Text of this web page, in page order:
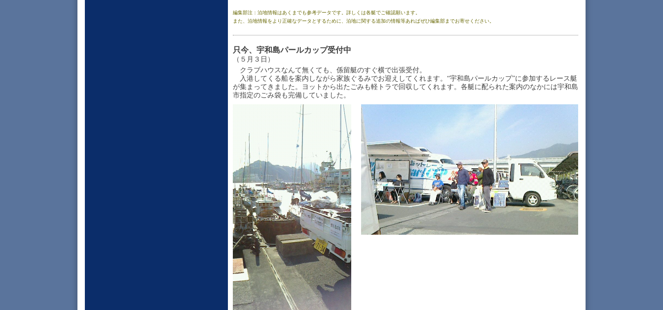
編集部注：泊地情報はあくまでも参考データです。詳しくは各艇でご確認願います。
また、泊地情報をより正確なデータとするために、泊地に関する追加の情報等あればぜひ編集部までお寄せください。
只今、宇和島パールカップ受付中
（５月３日）
クラブハウスなんて無くても、係留艇のすぐ横で出張受付。
入港してくる船を案内しながら家族ぐるみでお迎えしてくれます。“宇和島パールカップ”に参加するレース艇
が集まってきました。ヨットから出たごみも軽トラで回収してくれます。各艇に配られた案内のなかには宇和島
市指定のごみ袋も完備していました。